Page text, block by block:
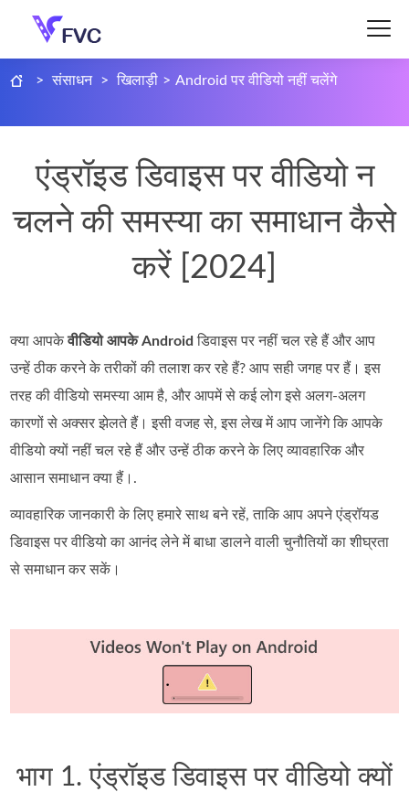
> संसाधन > खिलाड़ी > Android पर वीडियो नहीं चलेंगे
एंड्रॉइड डिवाइस पर वीडियो न
चलने की समस्या का समाधान कैसे
करें [2024]
क्या आपकेवीडियो आपके Android डिवाइस पर नहीं चल रहे हैं और आप
उन्हें ठीक करने के तरीकों की तलाश कर रहे हैं? आप सही जगह पर हैं। इस
तरह की वीडियो समस्या आम है, और आपमें से कई लोग इसे अलग‑अलग
कारणों से अक्सर झेलते हैं। इसी वजह से, इस लेख में आप जानेंगे कि आपके
वीडियो क्यों नहीं चल रहे हैं और उन्हें ठीक करने के लिए व्यावहारिक और
आसान समाधान क्या हैं।.
व्यावहारिक जानकारी के लिए हमारे साथ बने रहें, ताकि आप अपने एंड्रॉयड
डिवाइस पर वीडियो का आनंद लेने में बाधा डालने वाली चुनौतियों का शीघ्रता
से समाधान कर सकें।
भाग 1. एंड्रॉइड डिवाइस पर वीडियो क्यों